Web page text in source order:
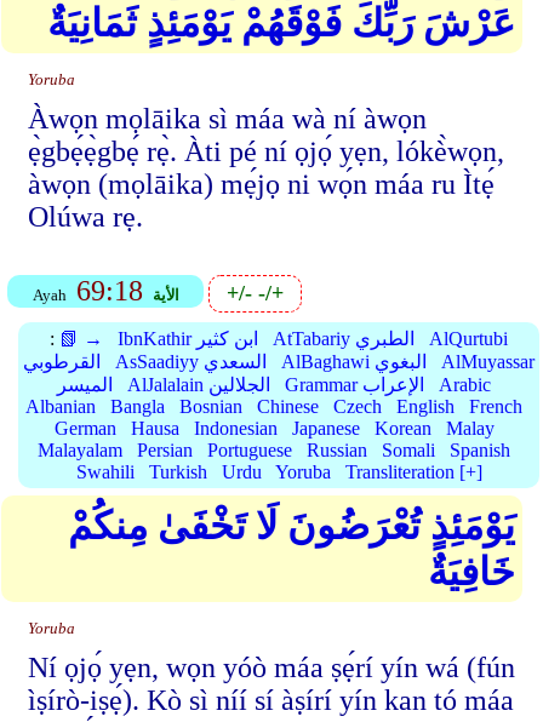
عَرْشَ رَبِّكَ فَوْقَهُمْ يَوْمَئِذٍ ثَمَانِيَةٌ
Yoruba
Àwọn mọlāika sì máa wà ní àwọn
ẹ̀gbẹ́ẹ̀gbẹ́ rẹ̀. Àti pé ní ọjọ́ yẹn, lókè̀wọn,
àwọn (mọlāika) mẹ́jọ ni wọ́n máa ru Ìtẹ́
Olúwa rẹ.
Ayah 69:18 الأية +/--/+
: 📗 → IbnKathir ابن كثير AtTabariy الطبري
AlQurtubi
القرطوبي
AsSaadiyy السعدي AlBaghawi البغوي
AlMuyassar
الميسر
AlJalalain الجلالين Grammar الإعراب
Arabic
Albanian
Bangla Bosnian Chinese Czech English
French
German
Hausa Indonesian Japanese Korean
Malay
Malayalam
Persian Portuguese Russian Somali
Spanish
Swahili
Turkish Urdu Yoruba Transliteration [+]
يَوْمَئِذٍ تُعْرَضُونَ لَا تَخْفَىٰ مِنكُمْ
خَافِيَةٌ
Yoruba
Ní ọjọ́ yẹn, wọn yóò máa ṣẹ́rí yín wá (fún
ìṣírò-iṣẹ́). Kò sì níí sí àṣírí yín kan tó máa